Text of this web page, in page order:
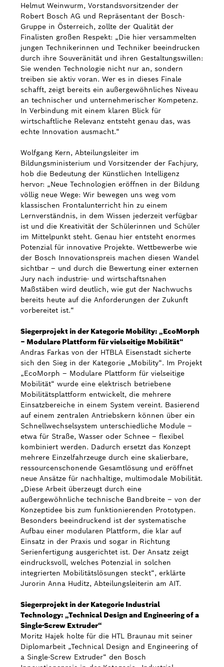
Helmut Weinwurm, Vorstandsvorsitzender der
Robert Bosch AG und Repräsentant der Bosch-
Gruppe in Österreich, zollte der Qualität der
Finalisten großen Respekt: „Die hier versammelten
jungen Technikerinnen und Techniker beeindrucken
durch ihre Souveränität und ihren Gestaltungswillen:
Sie wenden Technologie nicht nur an, sondern
treiben sie aktiv voran. Wer es in dieses Finale
schafft, zeigt bereits ein außergewöhnliches Niveau
an technischer und unternehmerischer Kompetenz.
In Verbindung mit einem klaren Blick für
wirtschaftliche Relevanz entsteht genau das, was
echte Innovation ausmacht.“
Wolfgang Kern, Abteilungsleiter im
Bildungsministerium und Vorsitzender der Fachjury,
hob die Bedeutung der Künstlichen Intelligenz
hervor: „Neue Technologien eröffnen in der Bildung
völlig neue Wege: Wir bewegen uns weg vom
klassischen Frontalunterricht hin zu einem
Lernverständnis, in dem Wissen jederzeit verfügbar
ist und die Kreativität der Schülerinnen und Schüler
im Mittelpunkt steht. Genau hier entsteht enormes
Potenzial für innovative Projekte. Wettbewerbe wie
der Bosch Innovationspreis machen diesen Wandel
sichtbar – und durch die Bewertung einer externen
Jury nach industrie- und wirtschaftsnahen
Maßstäben wird deutlich, wie gut der Nachwuchs
bereits heute auf die Anforderungen der Zukunft
vorbereitet ist.“
Siegerprojekt in der Kategorie Mobility: „EcoMorph
– Modulare Plattform für vielseitige Mobilität“
Andras Farkas von der HTBLA Eisenstadt sicherte
sich den Sieg in der Kategorie „Mobility“. Im Projekt
„EcoMorph – Modulare Plattform für vielseitige
Mobilität“ wurde eine elektrisch betriebene
Mobilitätsplattform entwickelt, die mehrere
Einsatzbereiche in einem System vereint. Basierend
auf einem zentralen Antriebskern können über ein
Schnellwechselsystem unterschiedliche Module –
etwa für Straße, Wasser oder Schnee – flexibel
kombiniert werden. Dadurch ersetzt das Konzept
mehrere Einzelfahrzeuge durch eine skalierbare,
ressourcenschonende Gesamtlösung und eröffnet
neue Ansätze für nachhaltige, multimodale Mobilität.
„Diese Arbeit überzeugt durch eine
außergewöhnliche technische Bandbreite – von der
Konzeptidee bis zum funktionierenden Prototypen.
Besonders beeindruckend ist der systematische
Aufbau einer modularen Plattform, die klar auf
Einsatz in der Praxis und sogar in Richtung
Serienfertigung ausgerichtet ist. Der Ansatz zeigt
eindrucksvoll, welches Potenzial in solchen
integrierten Mobilitätslösungen steckt“, erklärte
Jurorin Anna Huditz, Abteilungsleiterin am AIT.
Siegerprojekt in der Kategorie Industrial
Technology: „Technical Design and Engineering of a
Single-Screw Extruder“
Moritz Hajek holte für die HTL Braunau mit seiner
Diplomarbeit „Technical Design and Engineering of
a Single-Screw Extruder“ den Bosch